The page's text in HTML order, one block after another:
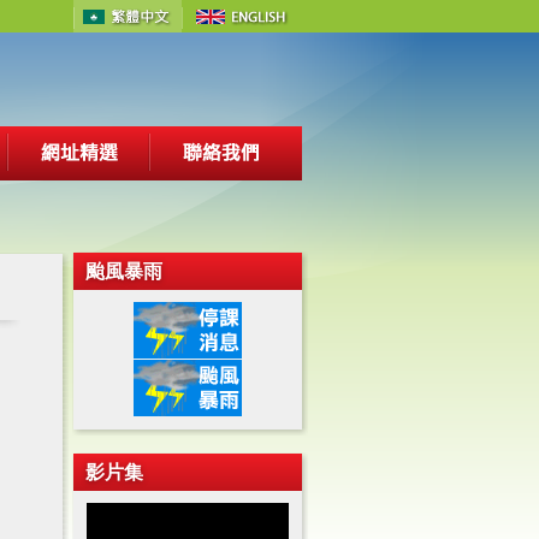
颱風暴雨
影片集